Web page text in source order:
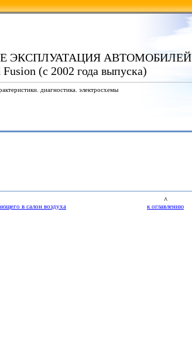
ЭКСПЛУАТАЦИЯ АВТОМОБИЛЕЙ
(с 2002 года выпуска)
диагностика. электросхемы
в салон воздуха
^
к оглавлению